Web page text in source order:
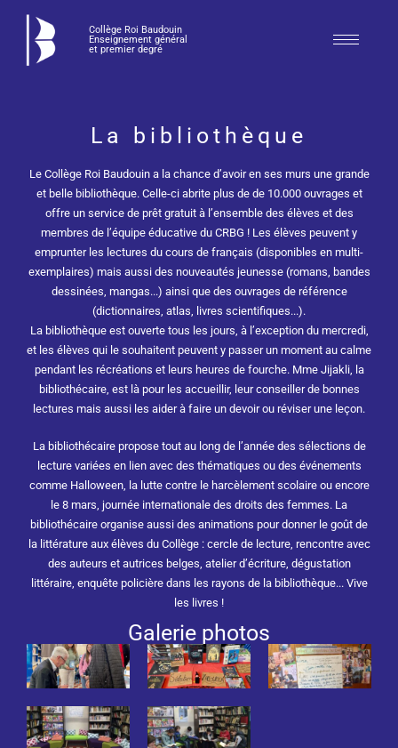
Collège Roi Baudouin
Enseignement général
et premier degré
La bibliothèque
Le Collège Roi Baudouin a la chance d’avoir en ses murs une grande
et belle bibliothèque. Celle-ci abrite plus de de 10.000 ouvrages et
offre un service de prêt gratuit à l’ensemble des élèves et des
membres de l’équipe éducative du CRBG ! Les élèves peuvent y
emprunter les lectures du cours de français (disponibles en multi-
exemplaires) mais aussi des nouveautés jeunesse (romans, bandes
dessinées, mangas...) ainsi que des ouvrages de référence
(dictionnaires, atlas, livres scientifiques...).
La bibliothèque est ouverte tous les jours, à l’exception du mercredi,
et les élèves qui le souhaitent peuvent y passer un moment au calme
pendant les récréations et leurs heures de fourche. Mme Jijakli, la
bibliothécaire, est là pour les accueillir, leur conseiller de bonnes
lectures mais aussi les aider à faire un devoir ou réviser une leçon.
La bibliothécaire propose tout au long de l’année des sélections de
lecture variées en lien avec des thématiques ou des événements
comme Halloween, la lutte contre le harcèlement scolaire ou encore
le 8 mars, journée internationale des droits des femmes. La
bibliothécaire organise aussi des animations pour donner le goût de
la littérature aux élèves du Collège : cercle de lecture, rencontre avec
des auteurs et autrices belges, atelier d’écriture, dégustation
littéraire, enquête policière dans les rayons de la bibliothèque... Vive
les livres !
Galerie photos